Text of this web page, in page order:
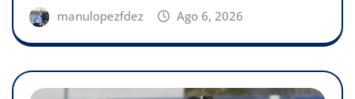
manulopezfdez Ago 6, 2026